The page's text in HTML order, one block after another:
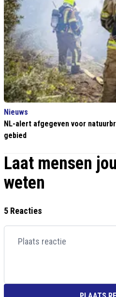
Nieuws
NL-alert afgegeven voor
gebied
Laat mensen
weten
5 Reacties